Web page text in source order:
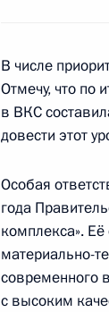
Заседание
Внесены
в
23 июня 2016
В числе
Отмечу, что по
в ВКС
довести этот
Особая
года
комплекса».
материально-
современного
с высоким